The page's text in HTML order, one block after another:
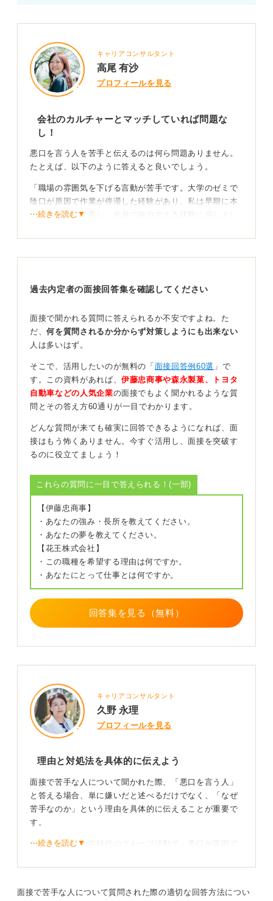
キャリアコンサルタント
高尾 有沙
プロフィールを見る
会社のカルチャーとマッチしていれば問題な
し！
悪口を言う人を苦手と伝えるのは何ら問題ありません。
たとえば、以下のように答えると良いでしょう。
「職場の雰囲気を下げる言動が苦手です。大学のゼミで
陰口が原因で作業が停滞した経験があり、私は早期に本
人へ建設的に提案し、全員で協力できる状態に戻しまし
に考えるスタンスを大切にしています」。
じ、悪口を言わない人が評価されることもあります。
対処と再現性でネガティブ感は薄まる！ カルチャー
を考慮しつつ伝えよう
苦手で終えず、自分の対処行動と再現性をセットで示す
と、ネガティブ感が薄まります。ですから、自分が苦手
ば、問題ありません。
悪口を言う人が苦手だと答えるのは、多くの会社で歓迎
ただ、チームワークを重視する企業で、あまりにも思想
的なニュアンスが強いことを言ってしまうと、「う
ん？」と思われることもあるので、相手の会社のカルチ
ャーを若干考慮して回答すると良いですね。
0
⋯続きを読む▼
過去内定者の面接回答集を確認してください
面接で聞かれる質問に答えられるか不安ですよね。た
だ、何を質問されるか分からず対策しようにも出来ない
人は多いはず。
そこで、活用したいのが無料の「 面接回答例60選 」で
す。この資料があれば、伊藤忠商事や森永製菓、トヨタ
自動車などの人気企業の面接でもよく聞かれるような質
問とその答え方60通りが一目でわかります。
どんな質問が来ても確実に回答できるようになれば、面
接はもう怖くありません。今すぐ活用し、面接を突破す
るのに役立てましょう！
これらの質問に一目で答えられる！(一部)
【伊藤忠商事】
・あなたの強み・長所を教えてください。
・あなたの夢を教えてください。
【花王株式会社】
・この職種を希望する理由は何ですか。
・あなたにとって仕事とは何ですか。
回答集を見る（無料）
キャリアコンサルタント
久野 永理
プロフィールを見る
理由と対処法を具体的に伝えよう
面接で苦手な人について聞かれた際、「悪口を言う人」
と答える場合、単に嫌いだと述べるだけでなく、「なぜ
苦手なのか」という理由を具体的に伝えることが重要で
す。
たとえば、「大学時代のグループ活動で、悪口が原因で
から、そのような状況は避けたいと考えています」とい
か、また今後どのように対応していくかまで言及すると
⋯続きを読む▼
面接で苦手な人について質問された際の適切な回答方法につい